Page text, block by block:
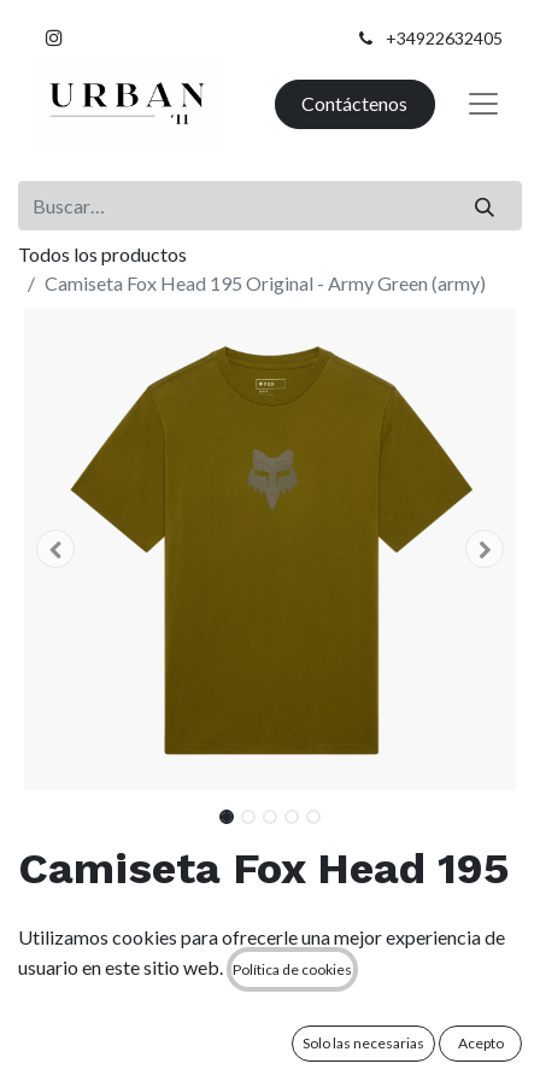
+34922632405
Contáctenos
Todos los productos
Camiseta Fox Head 195 Original - Army Green (army)
Camiseta Fox Head 195
Original - Army Green
(army)
Camiseta de punto fino de primera calidad para fanáticos de
Utilizamos cookies para ofrecerle una mejor experiencia de
usuario en este sitio web.
Política de cookies
Solo las necesarias Acepto